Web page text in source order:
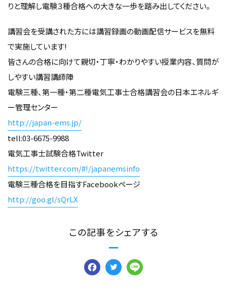
りと理解し電験３種合格への大きな一歩を踏み出してください。
講習会を受講された方には講習録画の動画配信サービスを無料
で実施しています!
皆さんの合格に向けて親切・丁寧・わかりやすい授業内容、質問が
しやすい講習講師陣
電験三種、第一種・第二種電気工事士合格講習会の日本エネルギ
ー管理センター
http://japan-ems.jp/
tell:03-6675-9988
電気工事士試験合格Twitter
https://twitter.com/#!/japanemsinfo
電験三種合格を目指すFacebookページ
http://goo.gl/sQrLX
この記事をシェアする
Facebook
Twitter